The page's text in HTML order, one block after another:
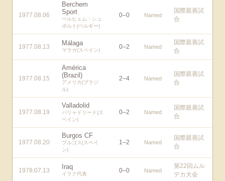
1977.08.06
Berchem
Sport
ベルヒェム・シュ
ポルト(ベルギー)
0–0 Named
国際親善試
合
1977.08.13 Málaga
マラガ(スペイン) 0–2 Named
国際親善試
合
1977.08.15
América
(Brazil)
アメリカ(ブラジ
ル)
2–4 Named
国際親善試
合
1977.08.19
Valladolid
バリャドリード(ス
ペイン)
0–2 Named
国際親善試
合
1977.08.20
Burgos CF
ブルゴス(スペイ
ン)
1–2 Named
国際親善試
合
1978.07.13 Iraq
イラク代表 0–0 Named
第22回ムル
デカ大会